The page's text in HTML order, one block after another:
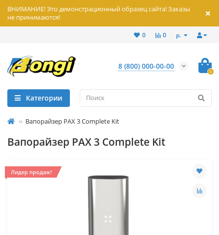
ВНИМАНИЕ! Это демонстрационный образец сайта! Заказы
не принимаются!
р.
0
0
8 (800) 000-00-00
0
Категории
Вапорайзер PAX 3 Complete Kit
Вапорайзер PAX 3 Complete Kit
Лидер продаж!